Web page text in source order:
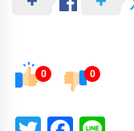
0 0